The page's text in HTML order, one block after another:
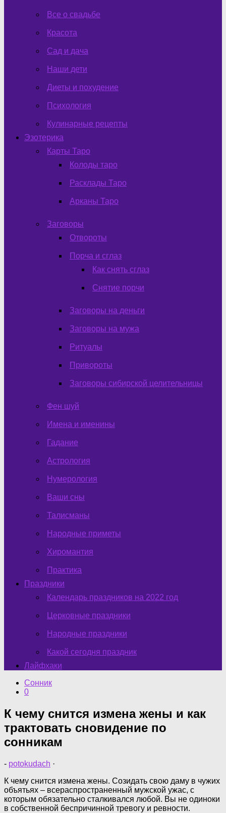
Все о свадьбе
Красота
Сад и дача
Наши дети
Диеты и похудение
Психология
Кулинарные рецепты
Эзотерика
Карты Таро
Колоды таро
Расклады Таро
Арканы Таро
Заговоры
Отвороты
Порча и сглаз
Как снять сглаз
Снятие порчи
Заговоры на деньги
Заговоры на мужа
Ритуалы
Привороты
Заговоры сибирской целительницы
Фен шуй
Имена и именины
Гадание
Астрология
Нумерология
Ваши сны
Талисманы
Народные приметы
Хиромантия
Практика
Праздники
Календарь праздников на 2022 год
Церковные праздники
Народные праздники
Какой сегодня праздник
Лайфхаки
Сонник
0
К чему снится измена жены и как
трактовать сновидение по
сонникам
- potokudach ·
К чему снится измена жены. Созидать свою даму в чужих
объятьях – всераспространенный мужской ужас, с
которым обязательно сталкивался любой. Вы не одиноки
в собственной беспричинной тревогу и ревности.